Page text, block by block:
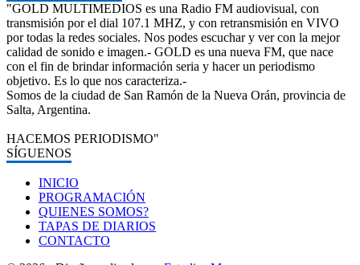
"GOLD MULTIMEDIOS es una Radio FM audiovisual, con
transmisión por el dial 107.1 MHZ, y con retransmisión en VIVO
por todas la redes sociales. Nos podes escuchar y ver con la mejor
calidad de sonido e imagen.- GOLD es una nueva FM, que nace
con el fin de brindar información seria y hacer un periodismo
objetivo. Es lo que nos caracteriza.-
Somos de la ciudad de San Ramón de la Nueva Orán, provincia de
Salta, Argentina.
HACEMOS PERIODISMO"
SÍGUENOS
INICIO
PROGRAMACIÓN
QUIENES SOMOS?
TAPAS DE DIARIOS
CONTACTO